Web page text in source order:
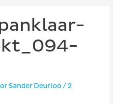
Sander Deurloo/ 2